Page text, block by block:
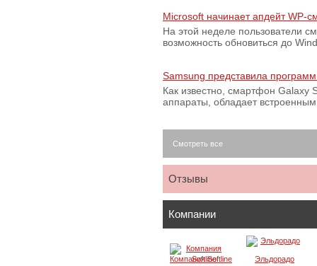
Microsoft начинает апдейт WP-
На этой неделе пользователи
возможность обновиться до
Samsung представила
Как известно, смартфон Galaxy
аппараты, обладает
Смотреть все
Отзывы
Компании
Компания Softline Эльдорадо